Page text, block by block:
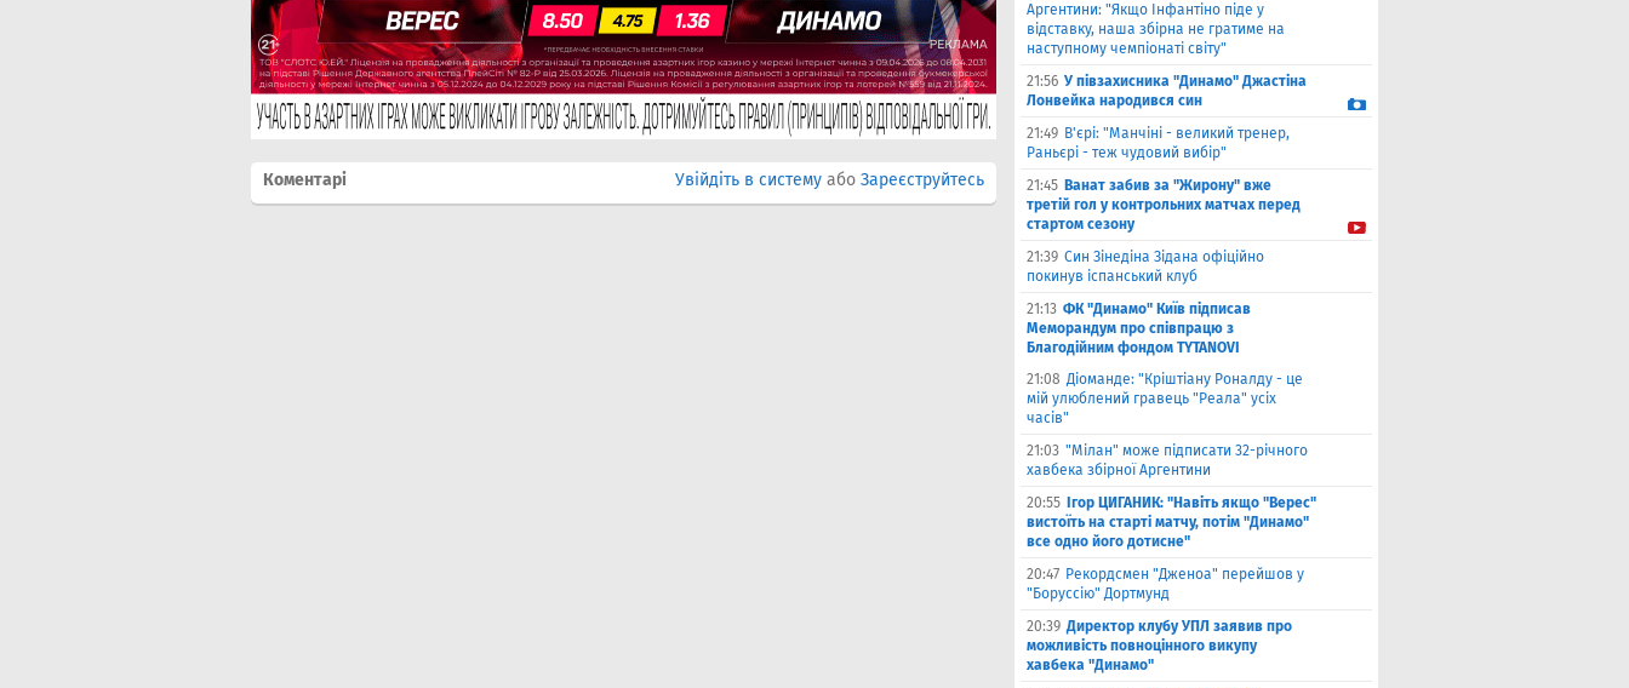
Коментарі Увійдіть в систему або Зареєструйтесь
Аргентини: "Якщо Інфантіно піде у
відставку, наша збірна не гратиме на
наступному чемпіонаті світу"
21:56 У півзахисника "Динамо" Джастіна
Лонвейка народився син
21:49 В'єрі: "Манчіні - великий тренер,
Раньєрі - теж чудовий вибір"
21:45 Ванат забив за "Жирону" вже
третій гол у контрольних матчах перед
стартом сезону
21:39 Син Зінедіна Зідана офіційно
покинув іспанський клуб
21:13 ФК "Динамо" Київ підписав
Меморандум про співпрацю з
Благодійним фондом TYTANOVI
21:08 Діоманде: "Кріштіану Роналду - це
мій улюблений гравець "Реала" усіх
часів"
21:03 "Мілан" може підписати 32-річного
хавбека збірної Аргентини
20:55
Ігор ЦИГАНИК: "Навіть якщо "Верес"
вистоїть на старті матчу, потім "Динамо"
все одно його дотисне"
20:47 Рекордсмен "Дженоа" перейшов у
"Боруссію" Дортмунд
20:39 Директор клубу УПЛ заявив про
можливість повноцінного викупу
хавбека "Динамо"